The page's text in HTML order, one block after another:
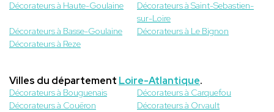
Décorateurs à Haute-Goulaine
Décorateurs à Saint-Sebastien-
sur-Loire
Décorateurs à Basse-Goulaine
Décorateurs à Le Bignon
Décorateurs à Reze
Villes du département Loire-Atlantique.
Décorateurs à Bouguenais
Décorateurs à Carquefou
Décorateurs à Couëron
Décorateurs à Orvault